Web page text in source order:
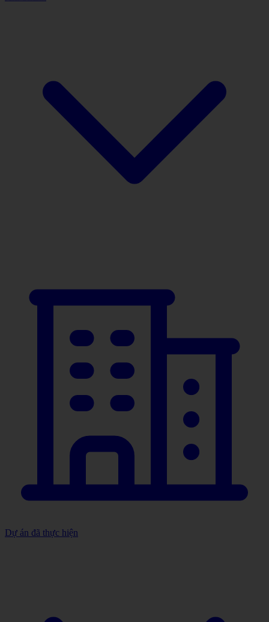
Dự án đã thực hiện